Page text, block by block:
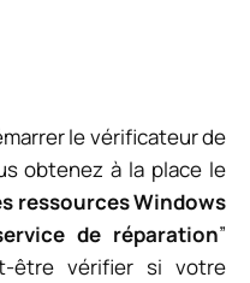
le vérificateur de
obtenez à la place le
ressources Windows
de réparation”
être vérifier si votre